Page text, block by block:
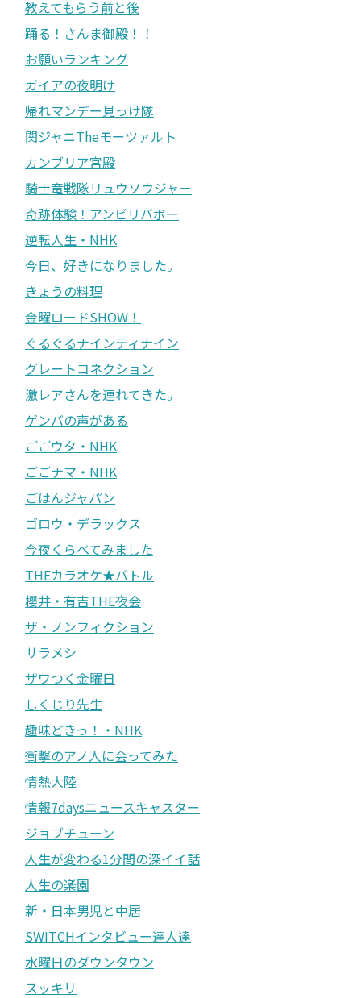
教えてもらう前と後
踊る！さんま御殿！！
お願いランキング
ガイアの夜明け
帰れマンデー見っけ隊
関ジャニTheモーツァルト
カンブリア宮殿
騎士竜戦隊リュウソウジャー
奇跡体験！アンビリバボー
逆転人生・NHK
今日、好きになりました。
きょうの料理
金曜ロードSHOW！
ぐるぐるナインティナイン
グレートコネクション
激レアさんを連れてきた。
ゲンバの声がある
ごごウタ・NHK
ごごナマ・NHK
ごはんジャパン
ゴロウ・デラックス
今夜くらべてみました
THEカラオケ★バトル
櫻井・有吉THE夜会
ザ・ノンフィクション
サラメシ
ザワつく金曜日
しくじり先生
趣味どきっ！・NHK
衝撃のアノ人に会ってみた
情熱大陸
情報7daysニュースキャスター
ジョブチューン
人生が変わる1分間の深イイ話
人生の楽園
新・日本男児と中居
SWITCHインタビュー達人達
水曜日のダウンタウン
スッキリ